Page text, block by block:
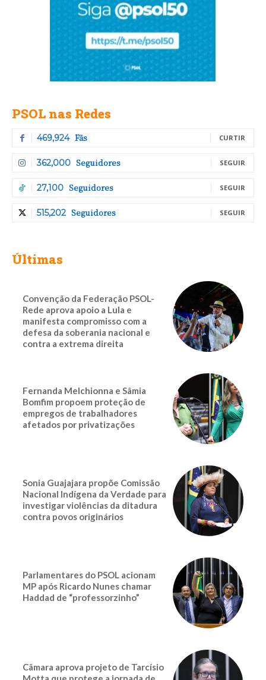
PSOL nas Redes
469,924 Fãs CURTIR
362,000 Seguidores SEGUIR
27,100 Seguidores SEGUIR
515,202 Seguidores SEGUIR
Últimas
Convenção da Federação PSOL-
Rede aprova apoio a Lula e
manifesta compromisso com a
defesa da soberania nacional e
contra a extrema direita
Fernanda Melchionna e Sâmia
Bomfim propoem proteção de
empregos de trabalhadores
afetados por privatizações
Sonia Guajajara propõe Comissão
Nacional Indígena da Verdade para
investigar violências da ditadura
contra povos originários
Parlamentares do PSOL acionam
MP após Ricardo Nunes chamar
Haddad de “professorzinho”
Câmara aprova projeto de Tarcísio